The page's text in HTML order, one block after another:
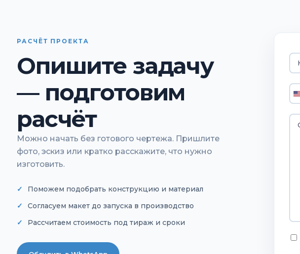
РАСЧЁТ ПРОЕКТА
Опишите задачу
— подготовим
расчёт
Можно начать без готового чертежа. Пришлите
фото, эскиз или кратко расскажите, что нужно
изготовить.
Поможем подобрать конструкцию и материал
Согласуем макет до запуска в производство
Рассчитаем стоимость под тираж и сроки